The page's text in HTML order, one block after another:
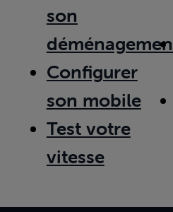
son
Configurer
son mobile
Test votre
vitesse